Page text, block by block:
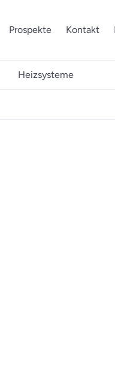
Prospekte Kontakt
Heizsysteme